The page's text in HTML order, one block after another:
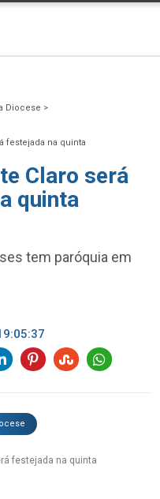
Diocese >
festejada na quinta
Claro será
quinta
tem paróquia em